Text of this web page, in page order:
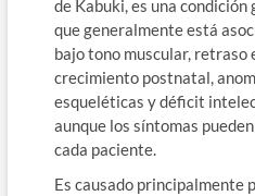
de Kabuki, es una condición
que generalmente está
bajo tono muscular, retraso
crecimiento postnatal,
esqueléticas y déficit
aunque los síntomas
cada paciente.
Es causado principalmente